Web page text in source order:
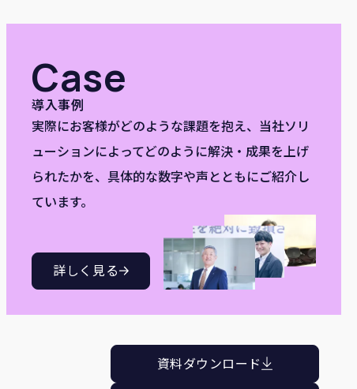
Case
導入事例
実際にお客様がどのような課題を抱え、当社ソリ
ューションによってどのように解決・成果を上げ
られたかを、具体的な数字や声とともにご紹介し
ています。
詳しく見る
資料ダウンロード